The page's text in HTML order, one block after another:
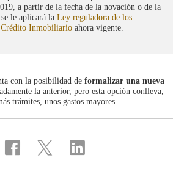
a partir de la fecha de la novación o de la
le aplicará la Ley reguladora de los
Crédito Inmobiliario ahora vigente.
con la posibilidad de formalizar una nueva
la anterior, pero esta opción conlleva,
trámites, unos gastos mayores.
Compartir
en
Compartir
en
Compartir
en